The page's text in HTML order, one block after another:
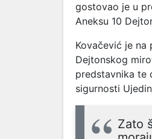
gostovao je u
Aneksu 10
Kovačević je
Dejtonskog
predstavnika te
sigurnosti
Zato